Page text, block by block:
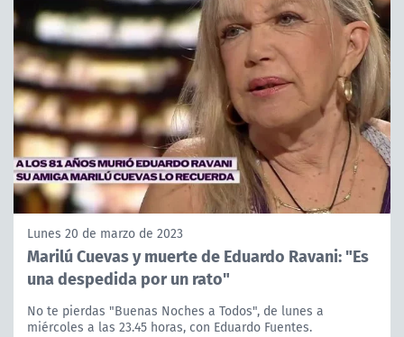
Lunes 20 de marzo de 2023
Marilú Cuevas y muerte de Eduardo Ravani: "Es
una despedida por un rato"
No te pierdas "Buenas Noches a Todos", de lunes a
miércoles a las 23.45 horas, con Eduardo Fuentes.